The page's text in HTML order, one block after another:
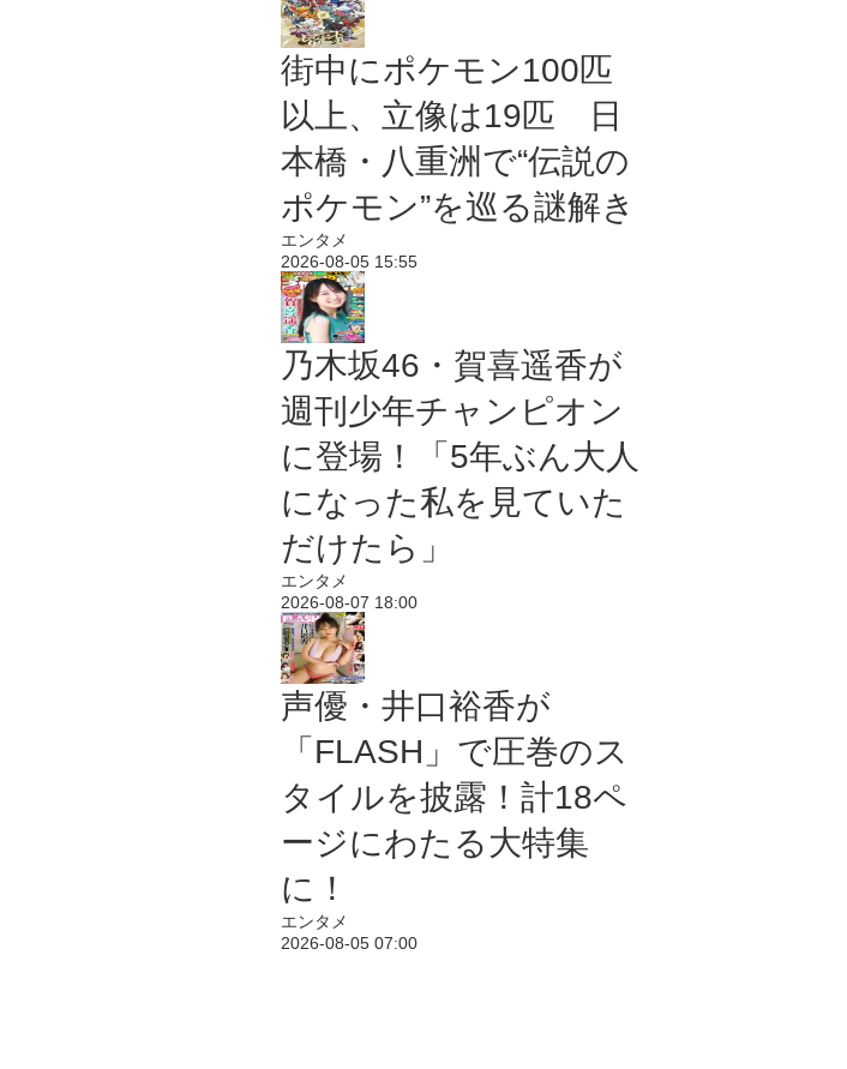
街中にポケモン100匹
以上、立像は19匹 日
本橋・八重洲で“伝説の
ポケモン”を巡る謎解き
エンタメ
2026-08-05 15:55
乃木坂46・賀喜遥香が
週刊少年チャンピオン
に登場！「5年ぶん大人
になった私を見ていた
だけたら」
エンタメ
2026-08-07 18:00
声優・井口裕香が
「FLASH」で圧巻のス
タイルを披露！計18ペ
ージにわたる大特集
に！
エンタメ
2026-08-05 07:00